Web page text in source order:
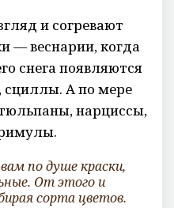
и согревают
— веснарии, когда
снега появляются
, сциллы. А по мере
нарциссы,
по душе краски,
От этого и
сорта цветов.